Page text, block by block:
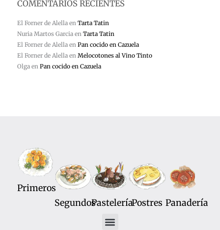
COMENTARIOS RECIENTES
El Forner de Alella en Tarta Tatin
Nuria Martos Garcia en Tarta Tatin
El Forner de Alella en Pan cocido en Cazuela
El Forner de Alella en Melocotones al Vino Tinto
Olga en Pan cocido en Cazuela
Primeros
SegundosPasteleríaPostres Panadería